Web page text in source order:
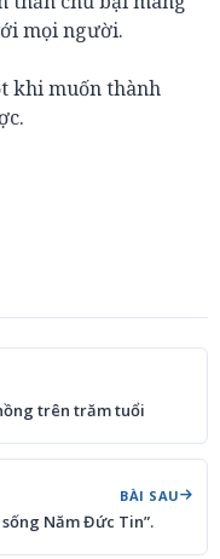
mọi người.
khi muốn thành
trên trăm tuổi
BÀI SAU
Năm Đức Tin”.